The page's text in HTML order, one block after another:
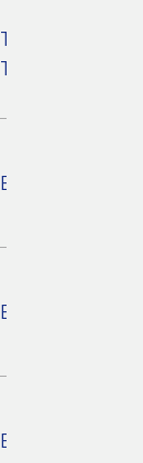
TSV Hartberg
Tischtennis
Bike `n` Fun
Bike `n` Fun
Bike `n` Fun